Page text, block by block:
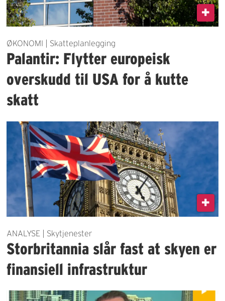
ØKONOMI | Skatteplanlegging
Palantir: Flytter europeisk
overskudd til USA for å kutte
skatt
ANALYSE | Skytjenester
Storbritannia slår fast at skyen er
finansiell infrastruktur